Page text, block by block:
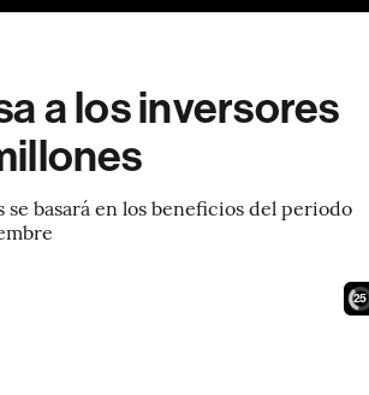
a los inversores
basará en los beneficios del periodo
23